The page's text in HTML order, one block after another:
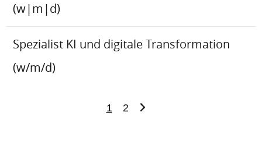
(w|m|d)
Spezialist KI und digitale Transformation
(w/m/d)
1 2